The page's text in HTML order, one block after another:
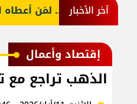
آخر الأخبار
في لبنان... لمَن أعطاه
إقتصاد وأعمال
الذهب تراجع مع